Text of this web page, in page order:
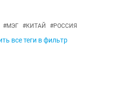
#МЭГ #КИТАЙ #РОССИЯ
все теги в фильтр